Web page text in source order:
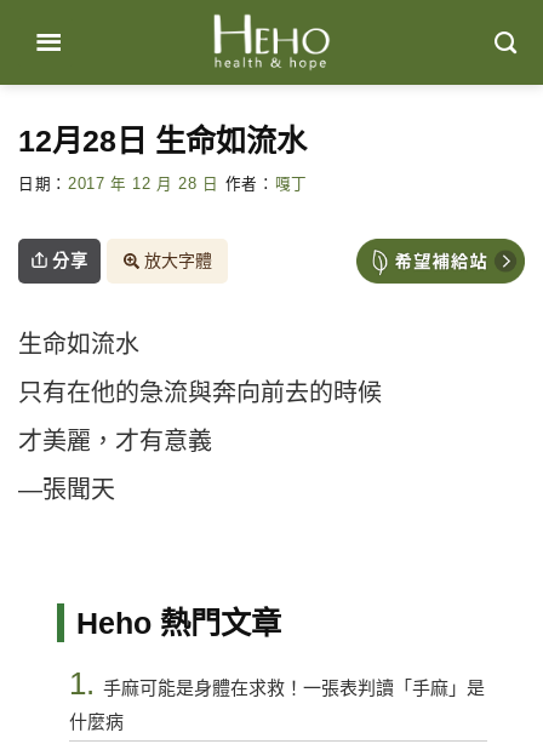
content
12月28日 生命如流水
日期： 2017 年 12 月 28 日 作者： 嘎丁
分享 放大字體
生命如流水
只有在他的急流與奔向前去的時候
才美麗，才有意義
—張聞天
Heho 熱門文章
1. 手麻可能是身體在求救！一張表判讀「手麻」是
什麼病